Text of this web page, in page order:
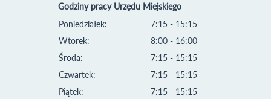
Godziny pracy Urzędu Miejskiego
Poniedziałek:
Wtorek:
Środa:
Czwartek:
Piątek:
7:15 - 15:15
8:00 - 16:00
7:15 - 15:15
7:15 - 15:15
7:15 - 15:15